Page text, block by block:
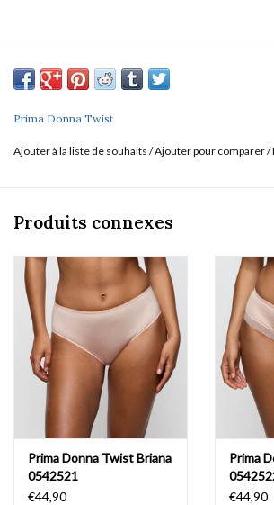
Prima Donna Twist
Ajouter à la liste de souhaits /Ajouter pour comparer/
Produits connexes
Prima Donna Twist Briana
0542521
€44,90
Prima
€44,90